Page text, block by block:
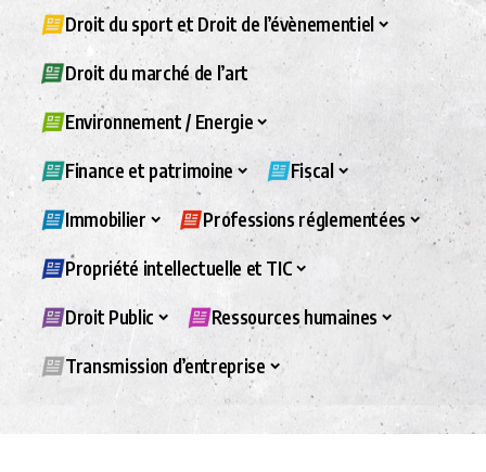
Droit du sport et Droit de l’évènementiel
Droit du marché de l’art
Environnement / Energie
Finance et patrimoine Fiscal
Immobilier Professions réglementées
Propriété intellectuelle et TIC
Droit Public Ressources humaines
Transmission d’entreprise